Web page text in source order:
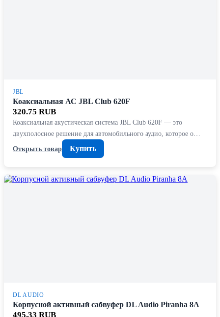
JBL
Коаксиальная АС JBL Club 620F
320.75 RUB
Коаксиальная акустическая система JBL Club 620F — это
двухполосное решение для автомобильного аудио, которое о…
Открыть товар
Купить
DL AUDIO
Корпусной активный сабвуфер DL Audio Piranha 8A
495.33 RUB